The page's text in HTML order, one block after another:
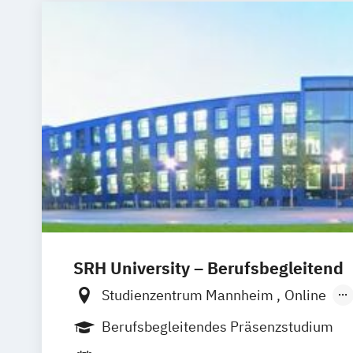
Physiotherapie Psychologie
SRH University – Berufsbegleitend
Studienzentrum Mannheim
Online
Studienzentrum Berlin
Studienzentrum Dresden
Berufsbegleitendes Präsenzstudium